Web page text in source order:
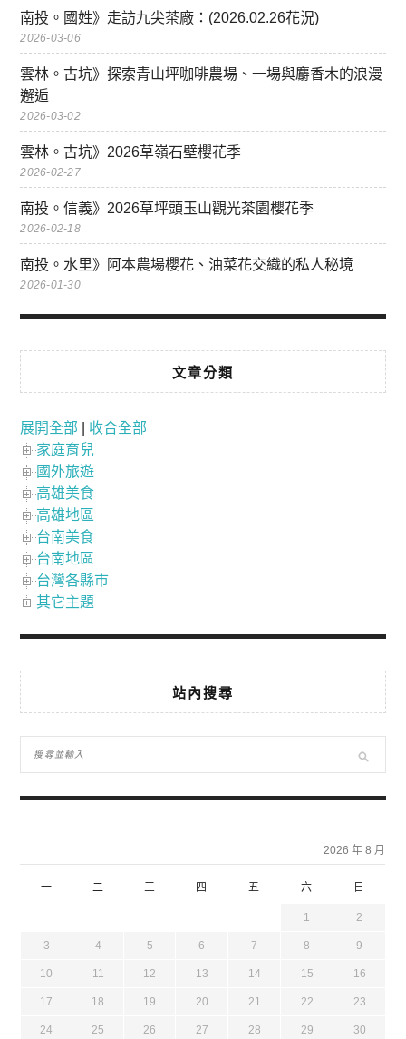
南投。國姓》走訪九尖茶廠：(2026.02.26花況)
2026-03-06
雲林。古坑》探索青山坪咖啡農場、一場與麝香木的浪漫
邂逅
2026-03-02
雲林。古坑》2026草嶺石壁櫻花季
2026-02-27
南投。信義》2026草坪頭玉山觀光茶園櫻花季
2026-02-18
南投。水里》阿本農場櫻花、油菜花交織的私人秘境
2026-01-30
文章分類
展開全部
收合全部
家庭育兒
國外旅遊
高雄美食
高雄地區
台南美食
台南地區
台灣各縣市
其它主題
站內搜尋
2026 年 8 月
一 二 三 四 五 六 日
1 2
3 4 5 6 7 8 9
10 11 12 13 14 15 16
17 18 19 20 21 22 23
24 25 26 27 28 29 30